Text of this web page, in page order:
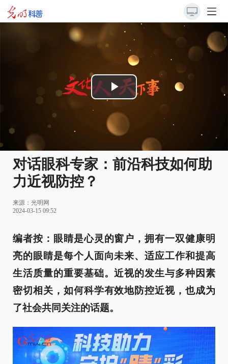
Play
Video
对话眼科专家：前沿科技如何助
力近视防控？
来源： 光明网
2024-03-15 09:52
编者按：眼睛是心灵的窗户，拥有一双健康明
亮的眼睛是每个人面向未来、适应工作和提高
生活质量的重要基础。近视的发生与多种因素
密切相关，如何科学有效地防控近视，也成为
了社会共同关注的话题。